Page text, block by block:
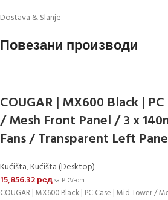
Dostava & Slanje
Повезани производи
COUGAR | MX600 Black |
/ Mesh Front Panel / 3 x
Fans / Transparent Left
Kućišta,Kućišta (Desktop)
15,856.32рсдsa PDV-om
COUGAR | MX600 Black | PC Case | Mid Tower /